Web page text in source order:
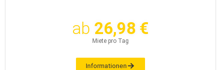
ab 26,98 €
Miete pro Tag
Informationen